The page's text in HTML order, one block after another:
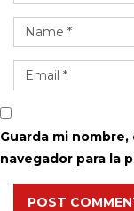
Guarda mi
navegador para la
POST